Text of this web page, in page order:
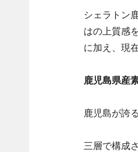
シェラトン
はの上質感
に加え、現
鹿児島県産
鹿児島が誇
三層で構成